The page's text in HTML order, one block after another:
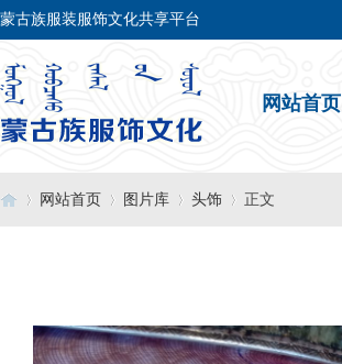
蒙古族服装服饰文化共享平台
网站首页
网站首页 图片库 头饰 正文